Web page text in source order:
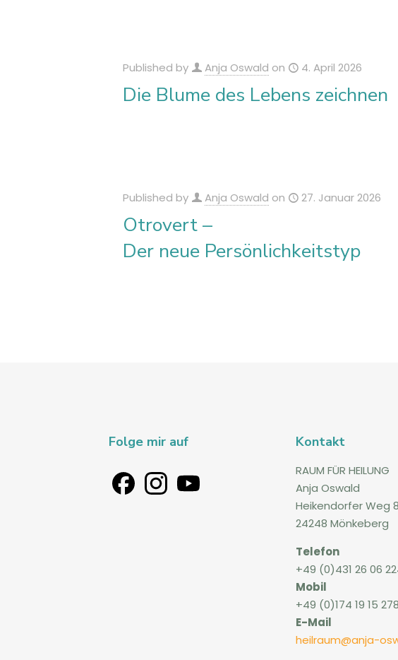
Published by Anja Oswald on 4. April 2026
Die Blume des Lebens zeichnen
Published by Anja Oswald on 27. Januar 2026
Otrovert –
Der neue Persönlichkeitstyp
Folge mir auf Kontakt
RAUM FÜR HEILUNG
Anja Oswald
Heikendorfer Weg
24248 Mönkeberg
Telefon
+49 (0)431 26 06
Mobil
+49 (0)174 19 15 278
E-Mail
heilraum@anja-